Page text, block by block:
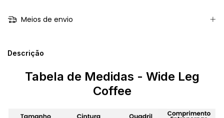
Meios de envio
Descrição
Tabela de Medidas - Wide Leg
Coffee